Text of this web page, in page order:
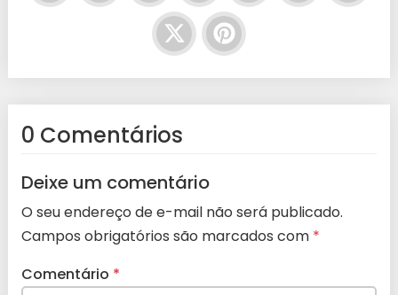
0 Comentários
Deixe um comentário
O seu endereço de e-mail não será publicado.
Campos obrigatórios são marcados com *
Comentário *